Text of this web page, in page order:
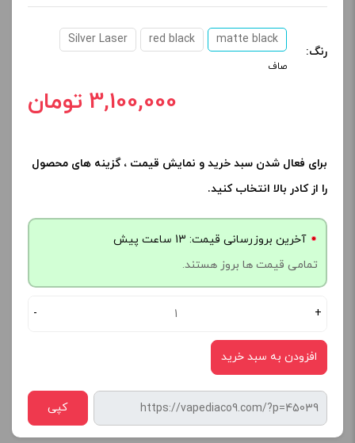
رنگ:
matte black
red black
Silver Laser
صاف
3,100,000 تومان
برای فعال شدن سبد خرید و نمایش قیمت ، گزینه های محصول
را از کادر بالا انتخاب کنید.
آخرین بروزرسانی قیمت: 13 ساعت پیش
تمامی قیمت ها بروز هستند.
- +
افزودن به سبد خرید
کپی